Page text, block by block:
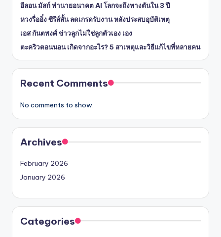
อีลอน มัสก์ ทำนายอนาคต AI โลกจะถึงทางตันใน 3 ปี
หวงรื่ออิ๋ง ซีรีส์สั้น ลดเกรดรับงาน หลังประสบอุบัติเหตุ
เอส กันตพงศ์ ข่าวลูกไม่ใช่ลูกตัวเอง เอง
ตะคริวตอนนอน เกิดจากอะไร? 5 สาเหตุและวิธีแก้ไขที่หลายคน
Recent Comments
No comments to show.
Archives
February 2026
January 2026
Categories